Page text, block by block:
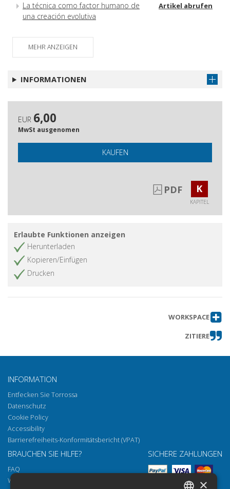
La técnica como factor humano de
una creación evolutiva
Artikel abrufen
MEHR ANZEIGEN
INFORMATIONEN
EUR 6,00
MwSt ausgenomen
KAUFEN
PDF K
KAPITEL
Erlaubte Funktionen anzeigen
Herunterladen
Kopieren/Einfügen
Drucken
WORKSPACE
ZITIERE
INFORMATION
Entfecken Sie Torrossa
Datenschutz
Cookie Policy
Accessibility
Barrierefreiheits-Konformitätsbericht (VPAT)
BRAUCHEN SIE HILFE?
FAQ
Wie öffnen Sie unsere Dokumente
SICHERE ZAHLUNGEN
×